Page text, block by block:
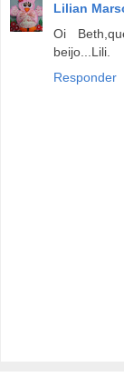
Lilian
Oi
beijo...Lili.
Responder